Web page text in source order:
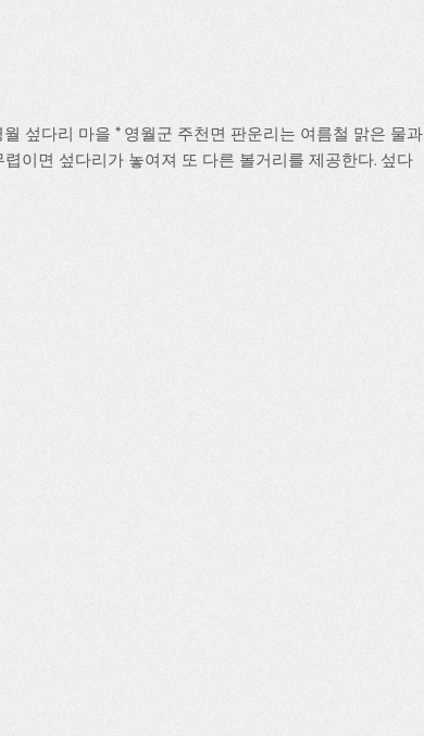
섶다리 마을 * 영월군 주천면 판운리는 여름철 맑은 물과
이면 섶다리가 놓여져 또 다른 볼거리를 제공한다. 섶다